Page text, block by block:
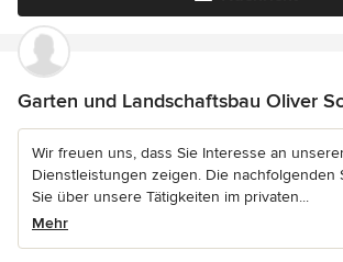
Garten und Landschaftsbau Oliver
Wir freuen uns, dass Sie Interesse an
Dienstleistungen zeigen. Die nachfolgenden
Sie über unsere Tätigkeiten im privaten...
Mehr